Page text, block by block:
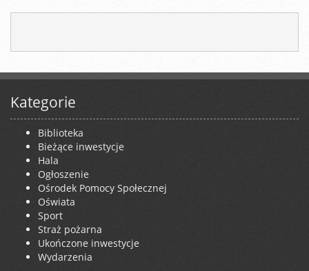
Kategorie
Biblioteka
Bieżące inwestycje
Hala
Ogłoszenie
Ośrodek Pomocy Społecznej
Oświata
Sport
Straż pożarna
Ukończone inwestycje
Wydarzenia